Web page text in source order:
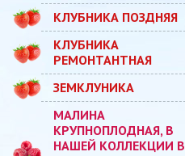
КЛУБНИКА ПОЗДНЯЯ
КЛУБНИКА
РЕМОНТАНТНАЯ
ЗЕМКЛУНИКА
МАЛИНА
КРУПНОПЛОДНАЯ, В
НАШЕЙ КОЛЛЕКЦИИ В